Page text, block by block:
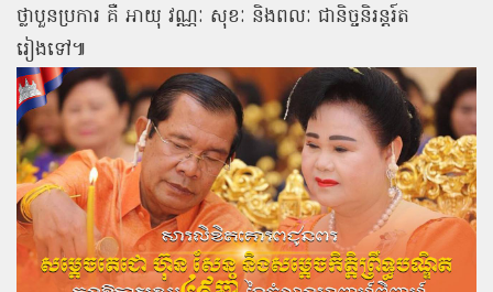
ថ្លាបួនប្រការ គឺ អាយុ វណ្ណៈ សុខៈ និងពលៈ ជានិច្ចនិរន្តរ៍ត
រៀងទៅ៕